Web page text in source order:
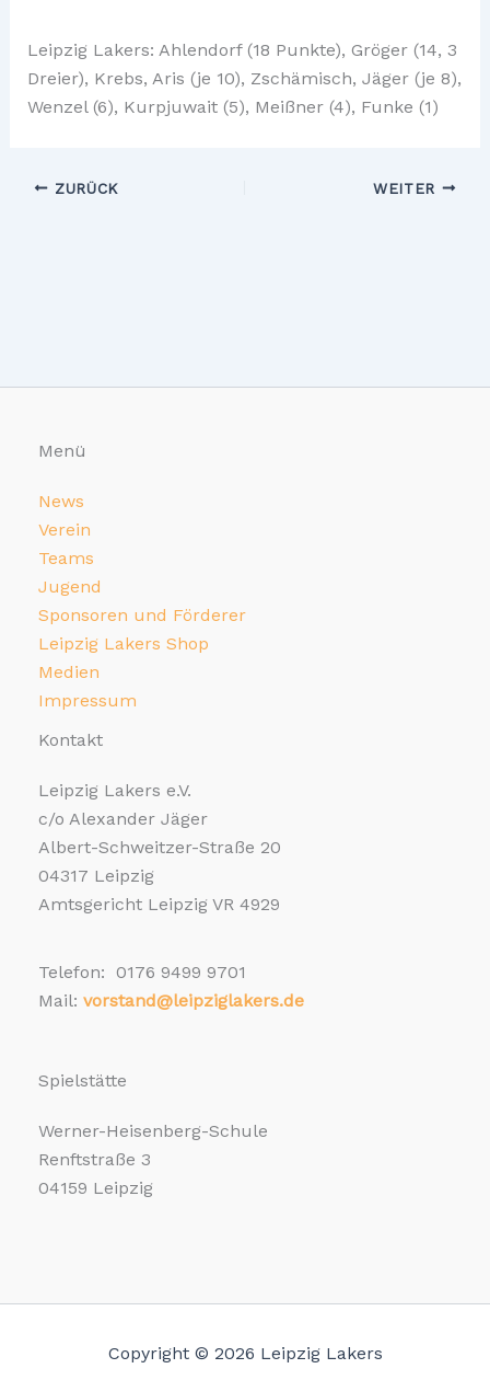
Leipzig Lakers: Ahlendorf (18 Punkte), Gröger (14, 3
Dreier), Krebs, Aris (je 10), Zschämisch, Jäger (je 8),
Wenzel (6), Kurpjuwait (5), Meißner (4), Funke (1)
ZURÜCK WEITER
Menü
News
Verein
Teams
Jugend
Sponsoren und Förderer
Leipzig Lakers Shop
Medien
Impressum
Kontakt
Leipzig Lakers e.V.
c/o Alexander Jäger
Albert-Schweitzer-Straße 20
04317 Leipzig
Amtsgericht Leipzig VR 4929
Telefon: 0176 9499 9701
Mail: vorstand@leipziglakers.de
Spielstätte
Werner-Heisenberg-Schule
Renftstraße 3
04159 Leipzig
Copyright © 2026 Leipzig Lakers